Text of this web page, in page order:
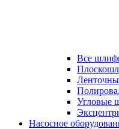
Все
Угловые
Насосное